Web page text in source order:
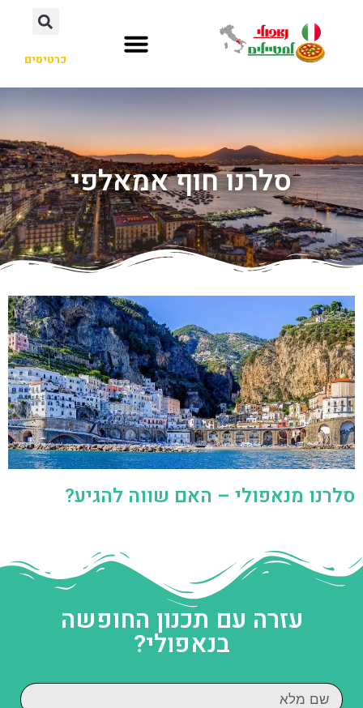
כרטיסים
סלרנו חוף אמאלפי
סלרנו מנאפולי – האם שווה להגיע?
עזרה עם תכנון החופשה
בנאפולי?